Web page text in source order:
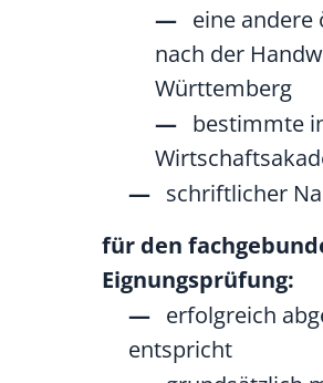
eine
nach der
Württemberg
bestimmte
schriftlicher
für den
Eignungsprüfung:
erfolgreich
entspricht